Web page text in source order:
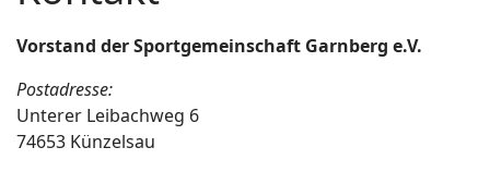
Vorstand der Sportgemeinschaft Garnberg e.V.
Postadresse:
Unterer Leibachweg 6
74653 Künzelsau